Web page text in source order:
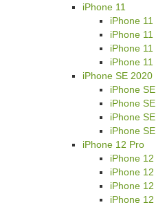
iPhone 11
iPhone
iPhone 11
iPhone
iPhone
iPhone SE 2020
iPhone
iPhone
iPhone
iPhone
iPhone 12 Pro
iPhone
iPhone
iPhone
iPhone